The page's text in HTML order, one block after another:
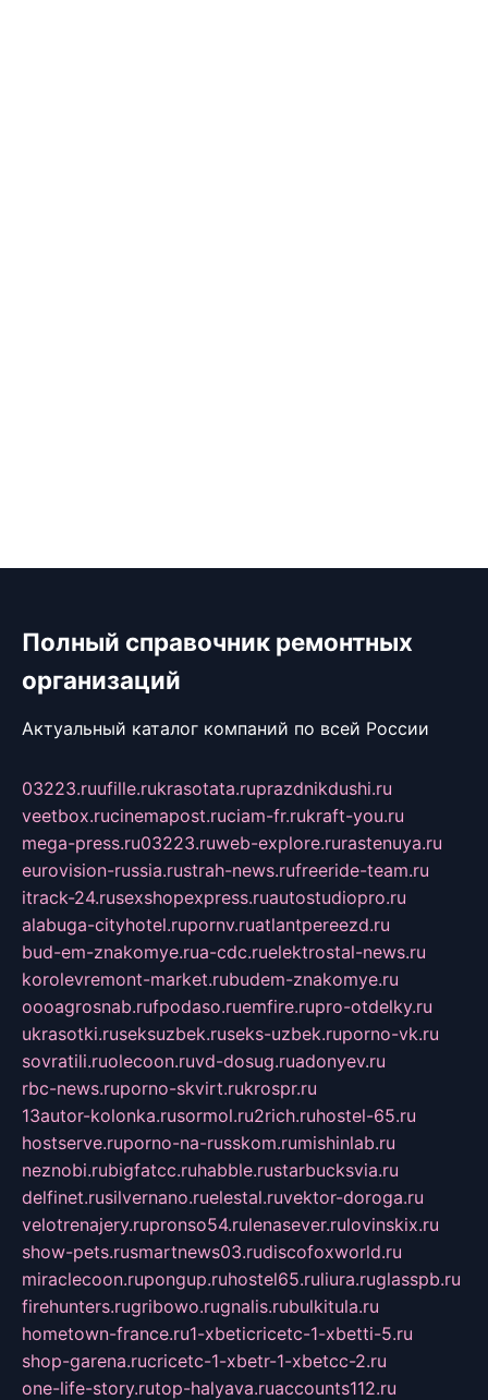
Полный справочник ремонтных
организаций
Актуальный каталог компаний по всей России
03223.ruufille.rukrasotata.ruprazdnikdushi.ru
veetbox.rucinemapost.ruciam-fr.rukraft-you.ru
mega-press.ru03223.ruweb-explore.rurastenuya.ru
eurovision-russia.rustrah-news.rufreeride-team.ru
itrack-24.rusexshopexpress.ruautostudiopro.ru
alabuga-cityhotel.rupornv.ruatlantpereezd.ru
bud-em-znakomye.rua-cdc.ruelektrostal-news.ru
korolevremont-market.rubudem-znakomye.ru
oooagrosnab.rufpodaso.ruemfire.rupro-otdelky.ru
ukrasotki.ruseksuzbek.ruseks-uzbek.ruporno-vk.ru
sovratili.ruolecoon.ruvd-dosug.ruadonyev.ru
rbc-news.ruporno-skvirt.rukrospr.ru
13autor-kolonka.rusormol.ru2rich.ruhostel-65.ru
hostserve.ruporno-na-russkom.rumishinlab.ru
neznobi.rubigfatcc.ruhabble.rustarbucksvia.ru
delfinet.rusilvernano.ruelestal.ruvektor-doroga.ru
velotrenajery.rupronso54.rulenasever.rulovinskix.ru
show-pets.rusmartnews03.rudiscofoxworld.ru
miraclecoon.rupongup.ruhostel65.ruliura.ruglasspb.ru
firehunters.rugribowo.rugnalis.rubulkitula.ru
hometown-france.ru1-xbeticricetc-1-xbetti-5.ru
shop-garena.rucricetc-1-xbetr-1-xbetcc-2.ru
one-life-story.rutop-halyava.ruaccounts112.ru